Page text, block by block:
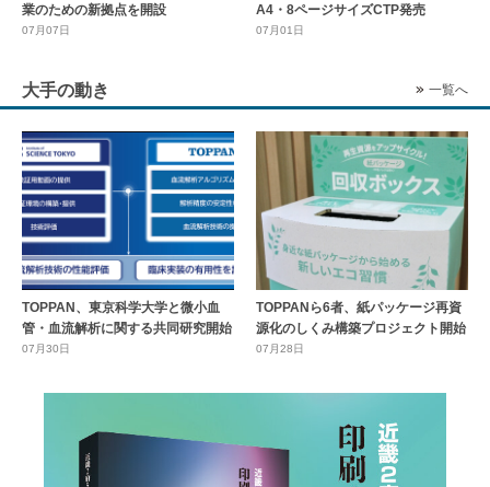
業のための新拠点を開設
07月07日
A4・8ページサイズCTP発売
07月01日
大手の動き 一覧へ
TOPPAN、東京科学大学と微小血
管・血流解析に関する共同研究開始
07月30日
TOPPANら6者、紙パッケージ再資
源化のしくみ構築プロジェクト開始
07月28日